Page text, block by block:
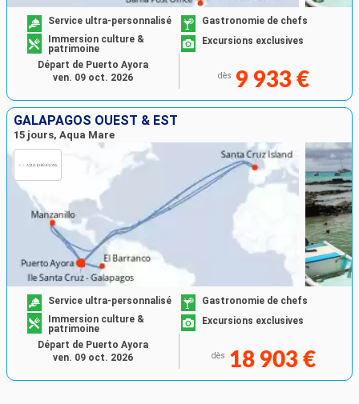
Service ultra-personnalisé
Gastronomie de chefs
Immersion culture &
patrimoine
Excursions exclusives
dès 9 933 €
Départ de Puerto Ayora
ven. 09 oct. 2026
GALAPAGOS OUEST & EST
15 jours, Aqua Mare
Service ultra-personnalisé
Gastronomie de chefs
Immersion culture &
patrimoine
Excursions exclusives
dès 18 903 €
Départ de Puerto Ayora
ven. 09 oct. 2026